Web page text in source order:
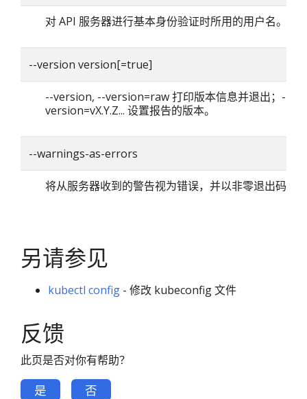
对 API 服务器进行基本身份验证时所用的用户名。
--version version[=true]
--version, --version=raw 打印版本信息并退出；--
version=vX.Y.Z... 设置报告的版本。
--warnings-as-errors
将从服务器收到的警告视为错误，并以非零退出码退
另请参见
kubectl config - 修改 kubeconfig 文件
反馈
此页是否对你有帮助？
是 否